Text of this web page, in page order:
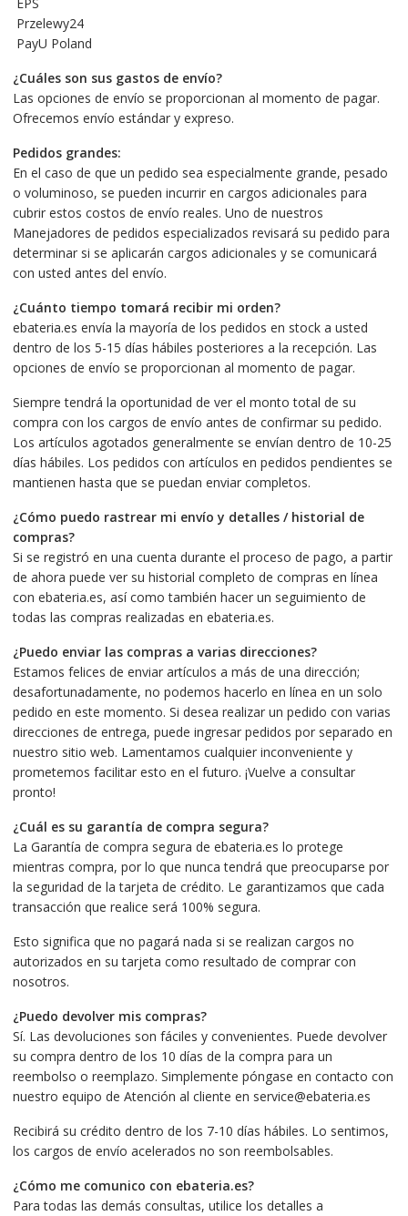
Przelewy24
PayU Poland
¿Cuáles son sus gastos de envío?
Las opciones de envío se proporcionan al momento de pagar.
Ofrecemos envío estándar y expreso.
Pedidos grandes:
En el caso de que un pedido sea especialmente grande, pesado
o voluminoso, se pueden incurrir en cargos adicionales para
cubrir estos costos de envío reales. Uno de nuestros
Manejadores de pedidos especializados revisará su pedido para
determinar si se aplicarán cargos adicionales y se comunicará
con usted antes del envío.
¿Cuánto tiempo tomará recibir mi orden?
ebateria.es envía la mayoría de los pedidos en stock a usted
dentro de los 5-15 días hábiles posteriores a la recepción. Las
opciones de envío se proporcionan al momento de pagar.
Siempre tendrá la oportunidad de ver el monto total de su
compra con los cargos de envío antes de confirmar su pedido.
Los artículos agotados generalmente se envían dentro de 10-25
días hábiles. Los pedidos con artículos en pedidos pendientes se
mantienen hasta que se puedan enviar completos.
¿Cómo puedo rastrear mi envío y detalles / historial de
compras?
Si se registró en una cuenta durante el proceso de pago, a partir
de ahora puede ver su historial completo de compras en línea
con ebateria.es, así como también hacer un seguimiento de
todas las compras realizadas en ebateria.es.
¿Puedo enviar las compras a varias direcciones?
Estamos felices de enviar artículos a más de una dirección;
desafortunadamente, no podemos hacerlo en línea en un solo
pedido en este momento. Si desea realizar un pedido con varias
direcciones de entrega, puede ingresar pedidos por separado en
nuestro sitio web. Lamentamos cualquier inconveniente y
prometemos facilitar esto en el futuro. ¡Vuelve a consultar
pronto!
¿Cuál es su garantía de compra segura?
La Garantía de compra segura de ebateria.es lo protege
mientras compra, por lo que nunca tendrá que preocuparse por
la seguridad de la tarjeta de crédito. Le garantizamos que cada
transacción que realice será 100% segura.
Esto significa que no pagará nada si se realizan cargos no
autorizados en su tarjeta como resultado de comprar con
nosotros.
¿Puedo devolver mis compras?
Sí. Las devoluciones son fáciles y convenientes. Puede devolver
su compra dentro de los 10 días de la compra para un
reembolso o reemplazo. Simplemente póngase en contacto con
nuestro equipo de Atención al cliente en service@ebateria.es
Recibirá su crédito dentro de los 7-10 días hábiles. Lo sentimos,
los cargos de envío acelerados no son reembolsables.
¿Cómo me comunico con ebateria.es?
Para todas las demás consultas, utilice los detalles a